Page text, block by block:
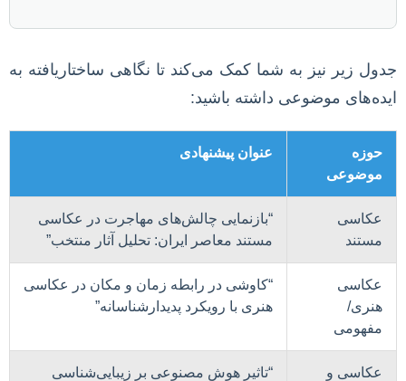
جدول زیر نیز به شما کمک می‌کند تا نگاهی ساختاریافته به
ایده‌های موضوعی داشته باشید:
حوزه
موضوعی
عنوان پیشنهادی
عکاسی
مستند
“بازنمایی چالش‌های مهاجرت در عکاسی
مستند معاصر ایران: تحلیل آثار منتخب”
عکاسی
هنری/
مفهومی
“کاوشی در رابطه زمان و مکان در عکاسی
هنری با رویکرد پدیدارشناسانه”
عکاسی و
“تاثیر هوش مصنوعی بر زیبایی‌شناسی